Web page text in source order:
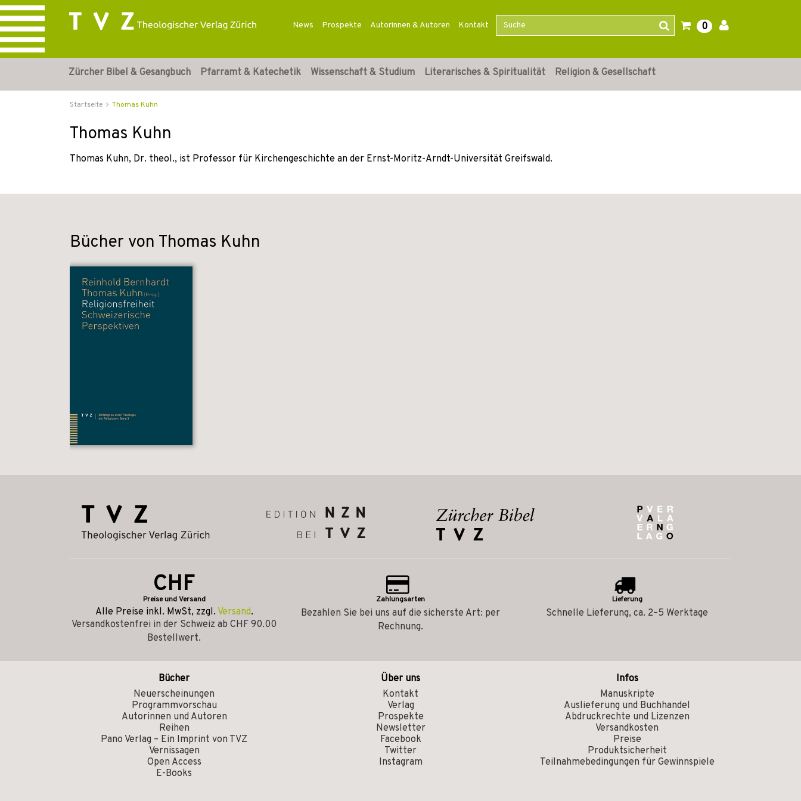
News Prospekte Autorinnen & Autoren Kontakt 0
Zürcher Bibel & Gesangbuch Pfarramt & Katechetik Wissenschaft & Studium Literarisches & Spiritualität Religion & Gesellschaft
Startseite Thomas Kuhn
Thomas Kuhn
Thomas Kuhn, Dr. theol., ist Professor für Kirchengeschichte an der Ernst-Moritz-Arndt-Universität Greifswald.
Bücher von Thomas Kuhn
CHF
Preise und Versand
Alle Preise inkl. MwSt, zzgl. Versand.
Versandkostenfrei in der Schweiz ab CHF 90.00
Bestellwert.
Zahlungsarten
Bezahlen Sie bei uns auf die sicherste Art: per
Rechnung.
Lieferung
Schnelle Lieferung, ca. 2–5 Werktage
Bücher
Neuerscheinungen
Programmvorschau
Autorinnen und Autoren
Reihen
Pano Verlag – Ein Imprint von TVZ
Vernissagen
Open Access
E-Books
Über uns
Kontakt
Verlag
Prospekte
Newsletter
Facebook
Twitter
Instagram
Infos
Manuskripte
Auslieferung und Buchhandel
Abdruckrechte und Lizenzen
Versandkosten
Preise
Produktsicherheit
Teilnahmebedingungen für Gewinnspiele